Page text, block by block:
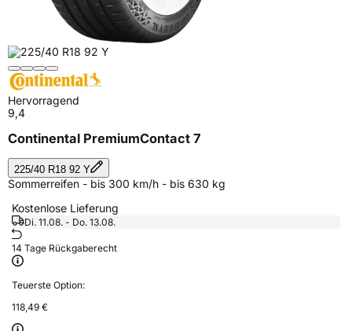
Hervorragend
9,4
Continental PremiumContact 7
225/40 R18 92 Y
Sommerreifen - bis 300 km/h - bis 630 kg
Kostenlose Lieferung
Di. 11.08. - Do. 13.08.
14 Tage Rückgaberecht
Teuerste Option:
118,49 €